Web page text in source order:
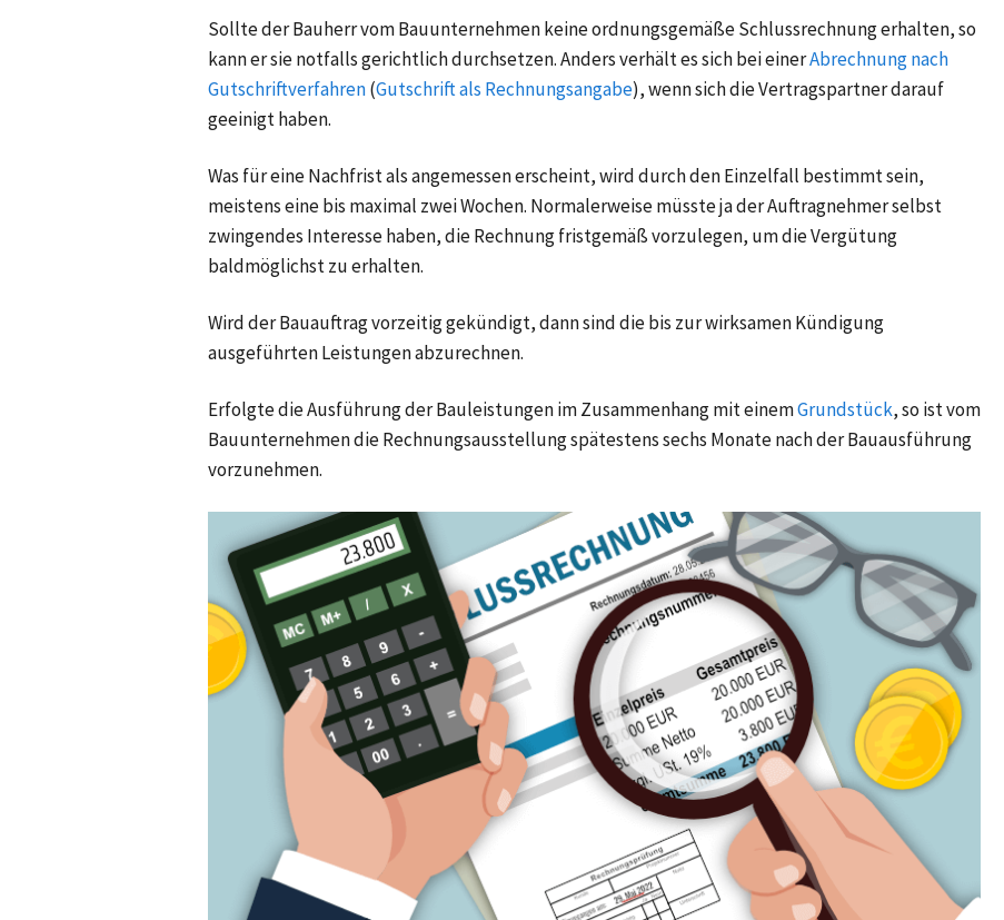
Sollte der Bauherr vom Bauunternehmen keine ordnungsgemäße Schlussrechnung erhalten, so
kann er sie notfalls gerichtlich durchsetzen. Anders verhält es sich bei einerAbrechnung nach
Gutschriftverfahren(Gutschrift als Rechnungsangabe), wenn sich die Vertragspartner darauf
geeinigt haben.
Was für eine Nachfrist als angemessen erscheint, wird durch den Einzelfall bestimmt sein,
meistens eine bis maximal zwei Wochen. Normalerweise müsste ja der Auftragnehmer selbst
zwingendes Interesse haben, die Rechnung fristgemäß vorzulegen, um die Vergütung
baldmöglichst zu erhalten.
Wird der Bauauftrag vorzeitig gekündigt, dann sind die bis zur wirksamen Kündigung
ausgeführten Leistungen abzurechnen.
Erfolgte die Ausführung der Bauleistungen im Zusammenhang mit einemGrundstück, so ist vom
Bauunternehmen die Rechnungsausstellung spätestens sechs Monate nach der Bauausführung
vorzunehmen.